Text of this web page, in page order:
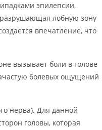
эпилепсии,
лобную зону
впечатление, что
вызывает боли в голове
болевых ощущений
нерва). Для данной
головы, которая